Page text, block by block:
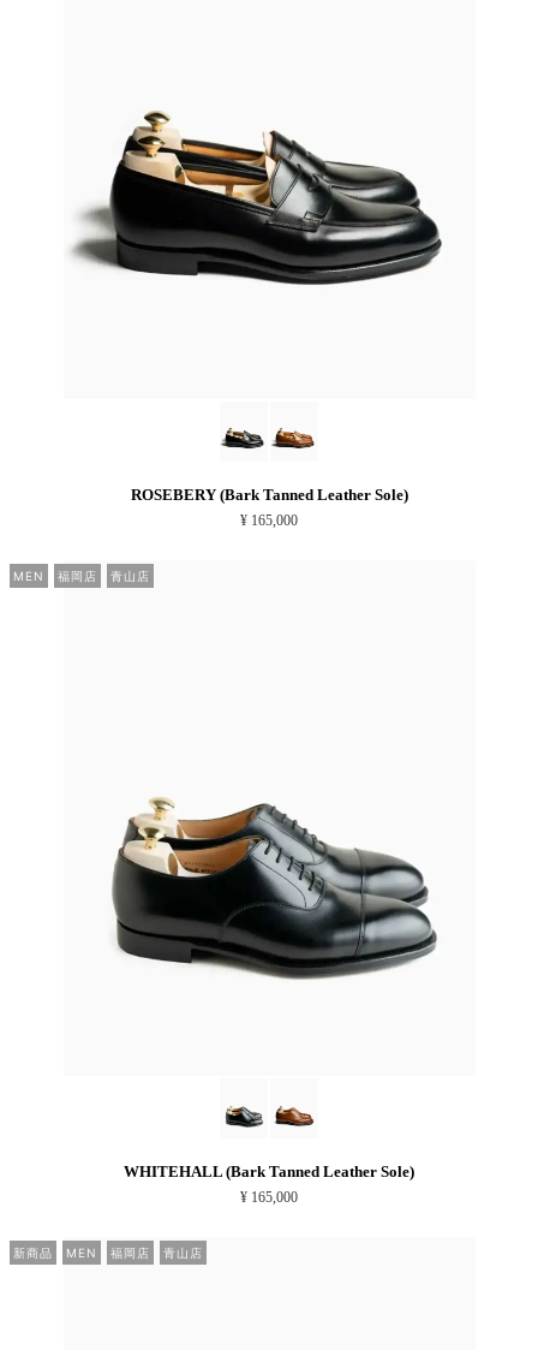
ROSEBERY (Bark Tanned Leather Sole)
¥ 165,000
MEN 福岡店 青山店
WHITEHALL (Bark Tanned Leather Sole)
¥ 165,000
新商品 MEN 福岡店 青山店